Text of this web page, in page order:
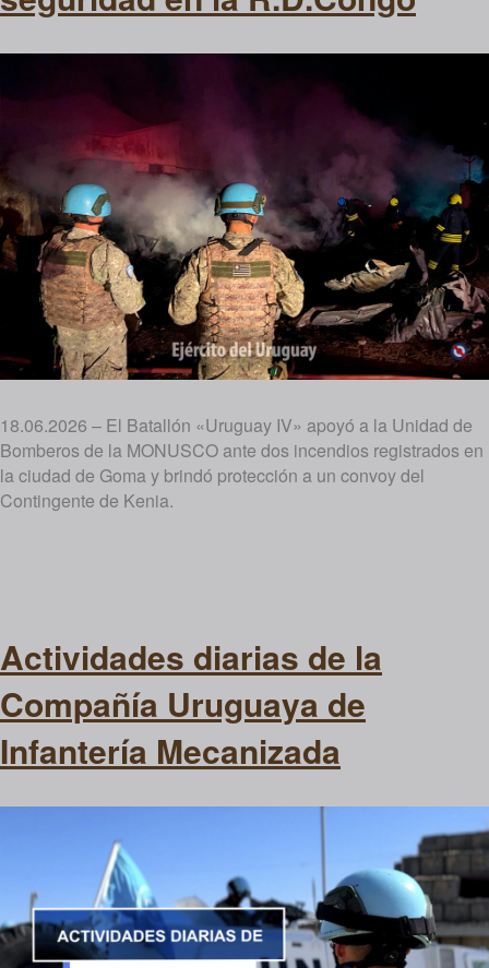
18.06.2026 – El Batallón «Uruguay IV» apoyó a la Unidad de
Bomberos de la MONUSCO ante dos incendios registrados en
la ciudad de Goma y brindó protección a un convoy del
Contingente de Kenia.
Actividades diarias de la
Compañía Uruguaya de
Infantería Mecanizada